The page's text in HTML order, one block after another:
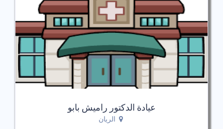
عيادة الدكتور راميش بابو
الريان